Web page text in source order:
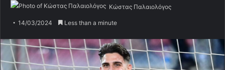
Κώστας Παλαιολόγος
14/03/2024 Less than a minute